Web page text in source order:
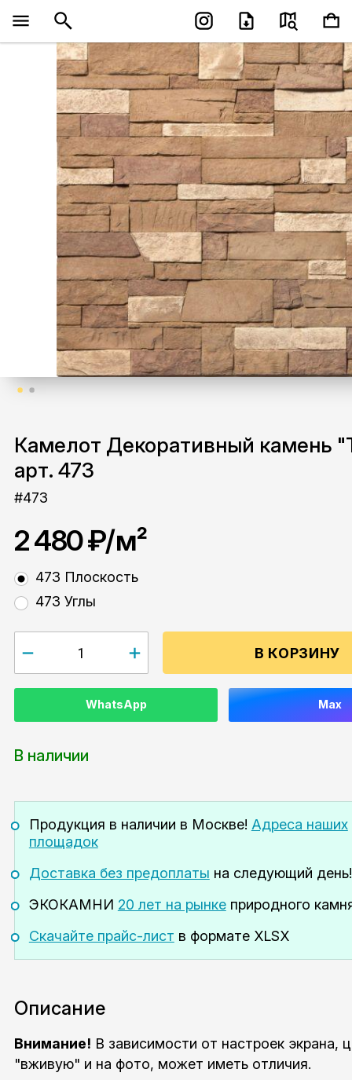
Камелот Декоративный камень
арт. 473
#473
2 480 ₽/м²
473 Плоскость
473 Углы
В КОРЗИНУ
WhatsApp Max
В наличии
Продукция в наличии в Москве! Адреса наших
площадок
Доставка без предоплаты на следующий день!
ЭКОКАМНИ 20 лет на рынкеприродного
Скачайте прайс-лист в формате XLSX
Описание
Внимание! В зависимости от настроек экрана,
"вживую" и на фото, может иметь отличия.